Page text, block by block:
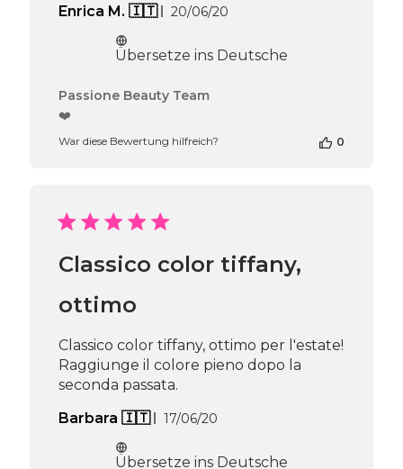
Enrica M. 🇮🇹
Veröffentlichungsdatum
20/06/20
Übersetze ins Deutsche
Kommentare
Inhabers
am
Passione Beauty Team
❤️
War diese Bewertung hilfreich? 0
Classico color tiffany,
ottimo
Classico color tiffany, ottimo per l'estate!
Raggiunge il colore pieno dopo la
seconda passata.
Barbara 🇮🇹
Veröffentlichungsdatum
17/06/20
Übersetze ins Deutsche